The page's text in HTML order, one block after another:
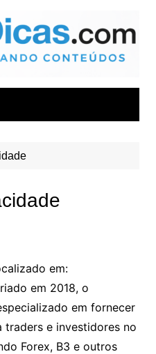
em:
em 2018, o
em fornecer
traders e investidores no
Forex, B3 e outros